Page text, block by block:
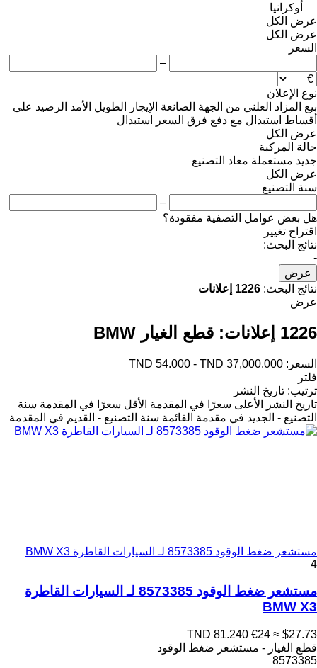
أوكرانيا
عرض الكل
عرض الكل
السعر
–
نوع الإعلان
بيع المزاد العلني من الجهة الصانعة الإيجار الطويل الأمد الرصيد على
أقساط استبدال مع دفع فرق السعر
استبدال
عرض الكل
حالة المركبة
جديد مستعملة معاد التصنيع
عرض الكل
سنة التصنيع
–
هل بعض عوامل التصفية مفقودة؟
اقتراح تغيير
نتائج البحث:
-
عرض
نتائج البحث: 1226 إعلانات
عرض
1226 إعلانات: قطع الغيار BMW
السعر: TND 54.000 - TND 37,000.000
فلتر
ترتيب: تاريخ النشر
تاريخ النشر
الأعلى سعرًا في المقدمة الأقل سعرًا في المقدمة سنة
التصنيع - الجديد في مقدمة القائمة سنة التصنيع - القديم في المقدمة
مستشعر ضغط الوقود 8573385 لـ السيارات القاطرة BMW X3
4
مستشعر ضغط الوقود 8573385 لـ السيارات القاطرة
BMW X3
TND 81.240 €24 ≈ $27.73
قطع الغيار - مستشعر ضغط الوقود
8573385